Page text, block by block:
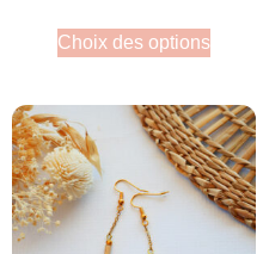
Choix des options